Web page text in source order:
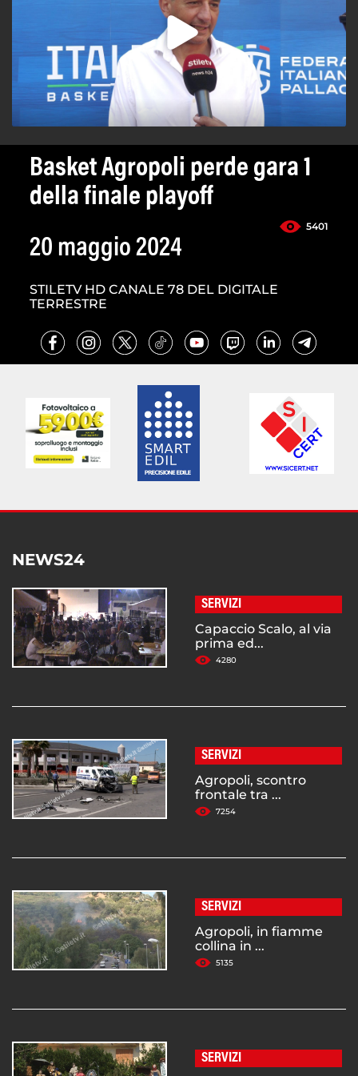
Basket Agropoli perde gara 1
della finale playoff
5401
20 maggio 2024
STILETV HD CANALE 78 DEL DIGITALE
TERRESTRE
NEWS24
SERVIZI
Capaccio Scalo, al via
prima ed...
4280
SERVIZI
Agropoli, scontro
frontale tra ...
7254
SERVIZI
Agropoli, in fiamme
collina in ...
5135
SERVIZI